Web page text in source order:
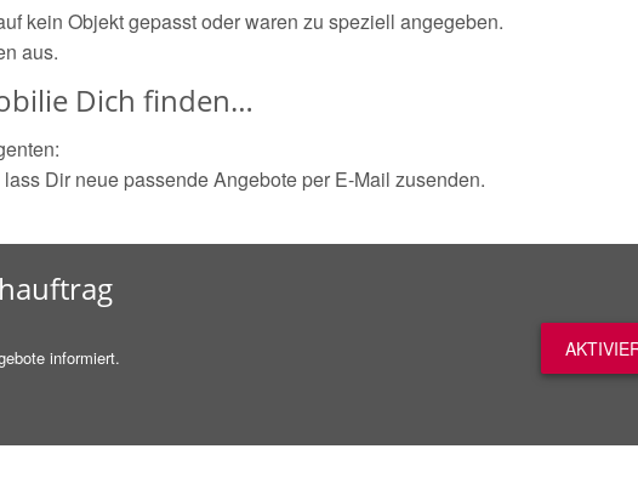
kein Objekt gepasst oder waren zu speziell angegeben.
aus.
Dich finden…
Dir neue passende Angebote per E-Mail zusenden.
informiert.